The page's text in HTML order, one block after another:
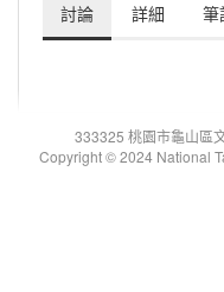
討論 詳細 筆
333325 桃園市龜山區
Copyright © 2024 National